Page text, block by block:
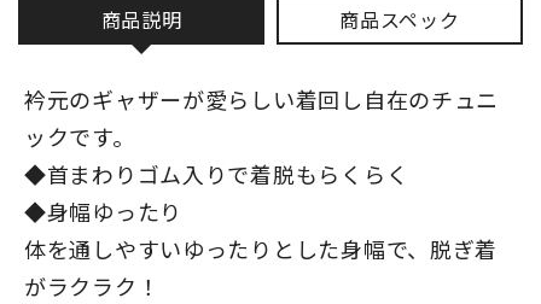
商品説明 商品スペック
衿元のギャザーが愛らしい着回し自在のチュニ
ックです。
◆首まわりゴム入りで着脱もらくらく
◆身幅ゆったり
体を通しやすいゆったりとした身幅で、脱ぎ着
がラクラク！